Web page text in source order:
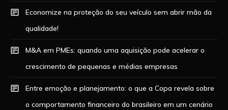
Economize na proteção do seu veículo sem abrir mão da
qualidade!
M&A em PMEs: quando uma aquisição pode acelerar o
crescimento de pequenas e médias empresas
Entre emoção e planejamento: o que a Copa revela sobre
o comportamento financeiro do brasileiro em um cenário